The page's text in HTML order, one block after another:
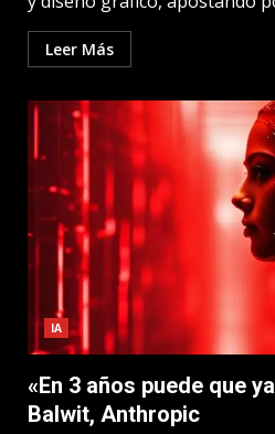
Leer Más
IA
«En 3 años puede que
Balwit, Anthropic